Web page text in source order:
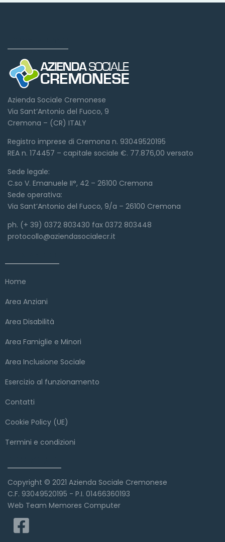
Azienda Sociale Cremonese
Via Sant’Antonio del Fuoco, 9
Cremona – (CR) ITALY
Registro imprese di Cremona n. 93049520195
REA n. 174457 – capitale sociale €. 77.876,00 versato
Sede legale:
C.so V. Emanuele II°, 42 – 26100 Cremona
Sede operativa:
Via Sant’Antonio del Fuoco, 9/a – 26100 Cremona
ph. (+ 39) 0372 803430 fax 0372 803448
protocollo@aziendasocialecr.it
Home
Area Anziani
Area Disabilità
Area Famiglie e Minori
Area Inclusione Sociale
Esercizio al funzionamento
Contatti
Cookie Policy (UE)
Termini e condizioni
Copyright © 2021 Azienda Sociale Cremonese
C.F. 93049520195 - P.I. 01466360193
Web Team Memores Computer